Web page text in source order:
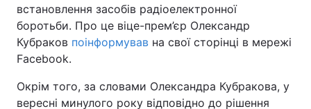
Лонгріди
Відео з Youtube
Інтерв'ю Думки
встановлення засобів радіоелектронної
боротьби. Про це віце-прем’єр Олександр
Кубраков поінформував на свої сторінці в мережі
Facebook.
Окрім того, за словами Олександра Кубракова, у
вересні минулого року відповідно до рішення